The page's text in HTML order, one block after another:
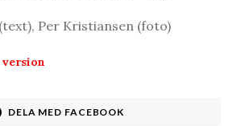
Per Kristiansen (foto)
DELA MED FACEBOOK